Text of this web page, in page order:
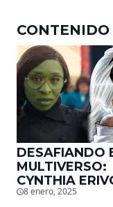
DESAFIANDO
MULTIVERSO:
CYNTHIA
8 enero, 2025